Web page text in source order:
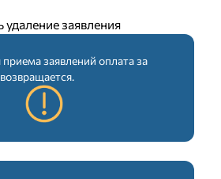
удаление заявления
заявлений оплата за